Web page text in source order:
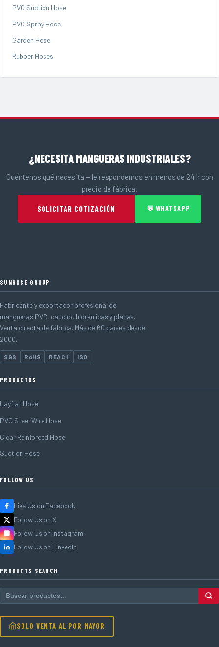
PVC Suction Hose
PVC Spray Hose
Garden Hose
Rubber Hoses
¿NECESITA MANGUERAS INDUSTRIALES?
Cuéntenos qué necesita — le respondemos en menos de 24 h con
precio de fábrica.
SOLICITAR COTIZACIÓN 💬 WHATSAPP
SUNHOSE GROUP
Fabricante y exportador profesional de
mangueras PVC, caucho, hidráulicas y planas.
Venta directa de fábrica. Más de 60 países desde
2000.
SGS RoHS REACH ISO
PRODUCTOS
Layflat Hose
PVC Steel Wire Hose
Clear Reinforced Hose
Suction Hose
FOLLOW US
Like Us on Facebook
Follow Us on X
Follow Us on Instagram
Follow Us on LinkedIn
PRODUCTS SEARCH
SOLO VENTA AL POR MAYOR